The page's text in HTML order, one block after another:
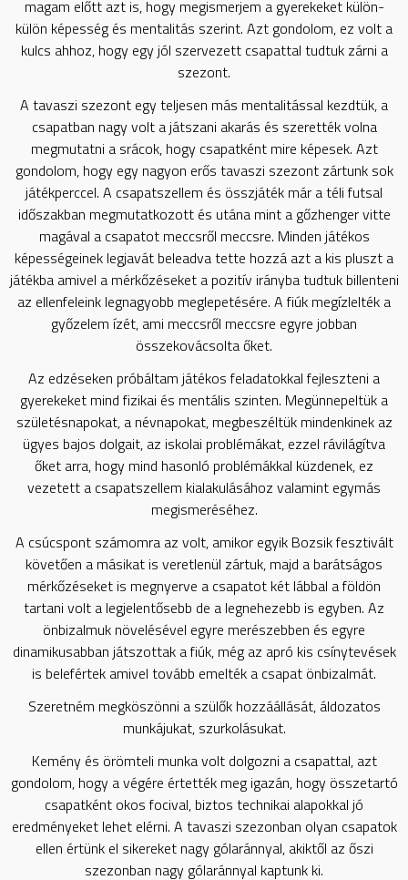
magam előtt azt is, hogy megismerjem a gyerekeket külön-
külön képesség és mentalitás szerint. Azt gondolom, ez volt a
kulcs ahhoz, hogy egy jól szervezett csapattal tudtuk zárni a
szezont.
A tavaszi szezont egy teljesen más mentalitással kezdtük, a
csapatban nagy volt a játszani akarás és szerették volna
megmutatni a srácok, hogy csapatként mire képesek. Azt
gondolom, hogy egy nagyon erős tavaszi szezont zártunk sok
játékperccel. A csapatszellem és összjáték már a téli futsal
időszakban megmutatkozott és utána mint a gőzhenger vitte
magával a csapatot meccsről meccsre. Minden játékos
képességeinek legjavát beleadva tette hozzá azt a kis pluszt a
játékba amivel a mérkőzéseket a pozitív irányba tudtuk billenteni
az ellenfeleink legnagyobb meglepetésére. A fiúk megízlelték a
győzelem ízét, ami meccsről meccsre egyre jobban
összekovácsolta őket.
Az edzéseken próbáltam játékos feladatokkal fejleszteni a
gyerekeket mind fizikai és mentális szinten. Megünnepeltük a
születésnapokat, a névnapokat, megbeszéltük mindenkinek az
ügyes bajos dolgait, az iskolai problémákat, ezzel rávilágítva
őket arra, hogy mind hasonló problémákkal küzdenek, ez
vezetett a csapatszellem kialakulásához valamint egymás
megismeréséhez.
A csúcspont számomra az volt, amikor egyik Bozsik fesztivált
követően a másikat is veretlenül zártuk, majd a barátságos
mérkőzéseket is megnyerve a csapatot két lábbal a földön
tartani volt a legjelentősebb de a legnehezebb is egyben. Az
önbizalmuk növelésével egyre merészebben és egyre
dinamikusabban játszottak a fiúk, még az apró kis csínytevések
is belefértek amivel tovább emelték a csapat önbizalmát.
Szeretném megköszönni a szülők hozzáállását, áldozatos
munkájukat, szurkolásukat.
Kemény és örömteli munka volt dolgozni a csapattal, azt
gondolom, hogy a végére értették meg igazán, hogy összetartó
csapatként okos focival, biztos technikai alapokkal jó
eredményeket lehet elérni. A tavaszi szezonban olyan csapatok
ellen értünk el sikereket nagy gólaránnyal, akiktől az őszi
szezonban nagy gólaránnyal kaptunk ki.